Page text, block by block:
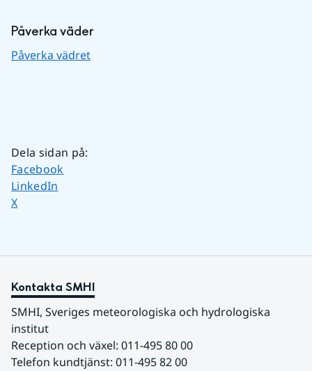
Påverka väder
Påverka vädret
Dela sidan på:
Dela sidan på
Facebook
Dela sidan på
LinkedIn
Dela sidan på
X
Kontakta SMHI
SMHI, Sveriges meteorologiska och hydrologiska
institut
Reception och växel: 011-495 80 00
Telefon kundtjänst: 011-495 82 00